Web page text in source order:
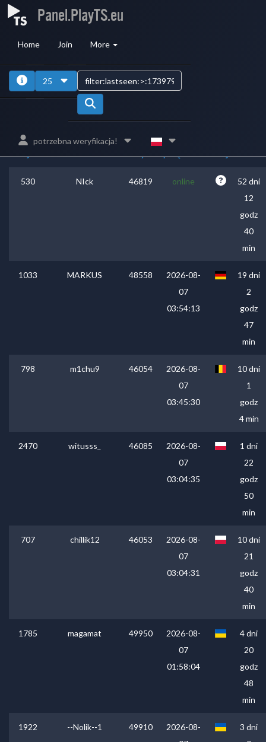
Panel.PlayTS.eu
Home Join More
25
potrzebna weryfikacja!
ID
Ostatnie
530 NIck 46819 online
52 dni
12
godz
40
min
1033 MARKUS 48558
2026-08-
07
03:54:13
19 dni
2
godz
47
min
798 m1chu9 46054
2026-08-
07
03:45:30
10 dni
1
godz
4 min
2470 witusss_ 46085
2026-08-
07
03:04:35
1 dni
22
godz
50
min
707 chillik12 46053
2026-08-
07
03:04:31
10 dni
21
godz
40
min
1785 magamat 49950
2026-08-
07
01:58:04
4 dni
20
godz
48
min
1922 --Nolik--1 49910
2026-08-
3 dni